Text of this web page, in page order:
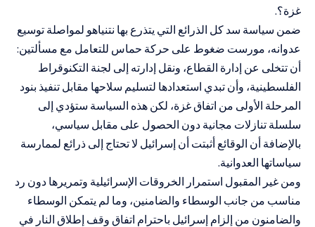
غزة؟.
ضمن سياسة سد كل الذرائع التي يتذرع بها نتنياهو لمواصلة توسيع
عدوانه، مورست ضغوط على حركة حماس للتعامل مع مسألتين:
أن تتخلى عن إدارة القطاع، ونقل إدارته إلى لجنة التكنوقراط
الفلسطينية، وأن تبدي استعدادها لتسليم سلاحها مقابل تنفيذ بنود
المرحلة الأولى من اتفاق غزة، لكن هذه السياسة ستؤدي إلى
سلسلة تنازلات مجانية دون الحصول على مقابل سياسي،
بالإضافة أن الوقائع أثبتت أن إسرائيل لا تحتاج إلى ذرائع لممارسة
سياساتها العدوانية.
ومن غير المقبول استمرار الخروقات الإسرائيلية وتمريرها دون رد
مناسب من جانب الوسطاء والضامنين، وما لم يتمكن الوسطاء
والضامنون من إلزام إسرائيل باحترام اتفاق وقف إطلاق النار في